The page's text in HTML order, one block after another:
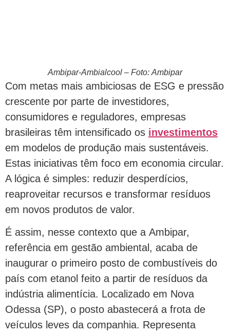
Ambipar-Ambialcool – Foto: Ambipar
Com metas mais ambiciosas de ESG e pressão
crescente por parte de investidores,
consumidores e reguladores, empresas
brasileiras têm intensificado os investimentos
em modelos de produção mais sustentáveis.
Estas iniciativas têm foco em economia circular.
A lógica é simples: reduzir desperdícios,
reaproveitar recursos e transformar resíduos
em novos produtos de valor.
É assim, nesse contexto que a Ambipar,
referência em gestão ambiental, acaba de
inaugurar o primeiro posto de combustíveis do
país com etanol feito a partir de resíduos da
indústria alimentícia. Localizado em Nova
Odessa (SP), o posto abastecerá a frota de
veículos leves da companhia. Representa